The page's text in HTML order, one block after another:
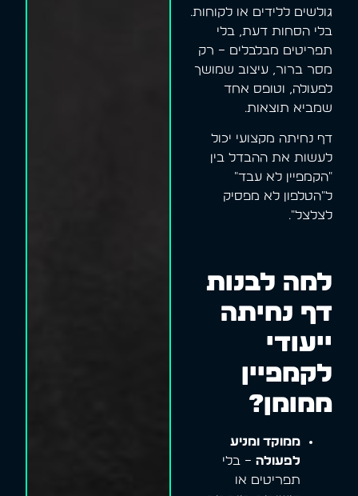
גולשים ללידים או לקוחות.
בלי הסחות דעת, בלי
תפריטים מבלבלים – רק
מסר ברור, עיצוב שמושך
לפעולה, וטופס אחד
שמביא תוצאות.
דף נחיתה מקצועי יכול
לעשות את ההבדל בין
"הקמפיין לא עבד"
ל"הטלפון לא מפסיק
לצלצל".
למה לבנות
דף נחיתה
ייעודי
לקמפיין
ממומן?
ממוקד ומניע
לפעולה – בלי
תפריטים או